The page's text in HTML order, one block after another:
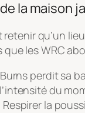
la maison
retenir qu’un
que les WRC
perdit sa
du
la